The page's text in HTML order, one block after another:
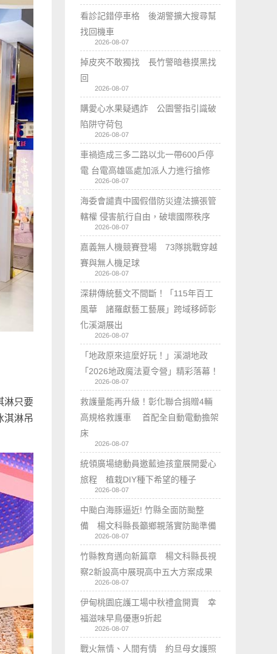
淋只要
淇淋吊
看診記錯停車格 後湖警擴大搜尋幫
找回機車
2026-08-07
掉皮夾不敢獨找 長竹警暗巷摸黑找
回
2026-08-07
購愛心水果疑遇詐 公園警指引識破
陷阱守荷包
2026-08-07
車禍造成三多二路以北一帶600戶停
電 台電高雄區處加派人力進行搶修
2026-08-07
海委會譴責中國假借防災違法擴張管
轄權 侵害航行自由，破壞國際秩序
2026-08-07
嘉義無人機競賽登場 73隊挑戰穿越
賽與無人機足球
2026-08-07
深耕傳統藝文不間斷！「115年百工
風華 諸羅獻藝工藝展」跨域移師彰
化溪湖展出
2026-08-07
「地政原來這麼好玩！」溪湖地政
「2026地政魔法夏令營」精彩落幕！
2026-08-07
救護量能再升級！彰化聯合捐贈4輛
高規格救護車 首配全自動電動擔架
床
2026-08-07
統領廣場總動員邀藍迪孩童展開愛心
旅程 植栽DIY種下希望的種子
2026-08-07
中颱白海豚逼近! 竹縣全面防颱整
備 楊文科縣長籲鄉親落實防颱準備
2026-08-07
竹縣教育邁向新篇章 楊文科縣長視
察2新設高中展現高中五大方案成果
2026-08-07
伊甸桃園庇護工場中秋禮盒開賣 幸
福滋味早鳥優惠9折起
2026-08-07
戰火無情、人間有情 約旦母女護照